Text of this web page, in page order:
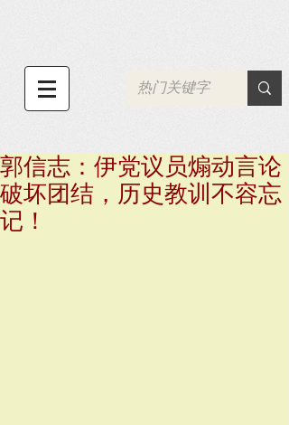
郭信志：伊党议员煽动言论
破坏团结，历史教训不容忘
记！